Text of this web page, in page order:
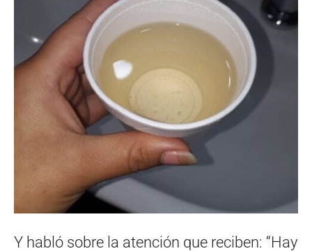
Y habló sobre la atención que reciben: “Hay